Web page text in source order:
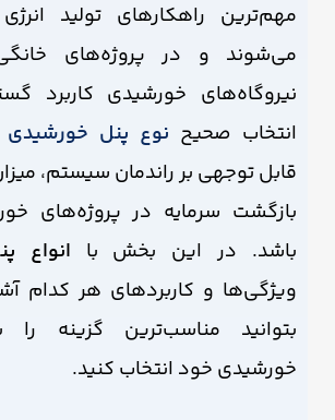
مهم‌ترین راهکارهای تولید
می‌شوند و در پروژه‌های
نیروگاه‌های خورشیدی کاربرد
انتخاب صحیح نوع پنل خورشیدی
قابل توجهی بر راندمان سیستم،
بازگشت سرمایه در پروژه‌های
باشد. در این بخش با انواع
ویژگی‌ها و کاربردهای هر کدام
بتوانید مناسب‌ترین گزینه
خورشیدی خود انتخاب کنید.